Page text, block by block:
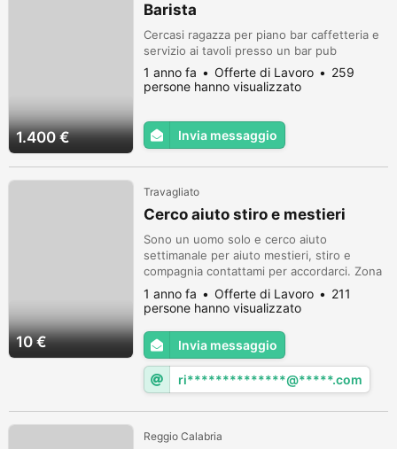
1.400 €
Barista
Cercasi ragazza per piano bar caffetteria e
servizio ai tavoli presso un bar pub
1 anno fa Offerte di Lavoro
259
persone hanno visualizzato
Invia messaggio
10 €
Travagliato
Cerco aiuto stiro e mestieri
Sono un uomo solo e cerco aiuto
settimanale per aiuto mestieri, stiro e
compagnia contattami per accordarci. Zona
Travagliato bs
1 anno fa Offerte di Lavoro
211
persone hanno visualizzato
Invia messaggio
ri**************@*****.com
Reggio Calabria